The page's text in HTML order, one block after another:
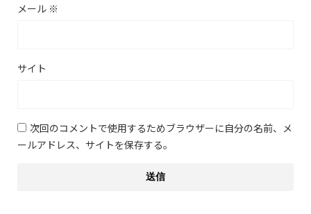
メール ※
サイト
次回のコメントで使用するためブラウザーに自分の名前、メ
ールアドレス、サイトを保存する。